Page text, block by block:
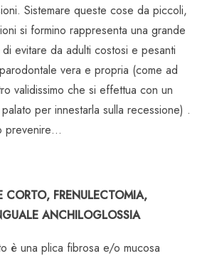
Sistemare queste cose da piccoli,
si formino rappresenta una grande
evitare da adulti costosi e pesanti
vera e propria (come ad
validissimo che si effettua con un
per innestarla sulla recessione) .
prevenire…
CORTO, FRENULECTOMIA,
ANCHILOGLOSSIA
è una plica fibrosa e/o mucosa